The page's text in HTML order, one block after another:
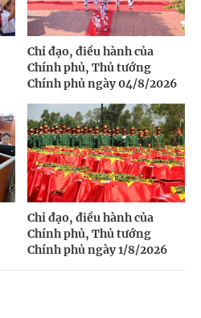
Chỉ đạo, điều hành của
Chính phủ, Thủ tướng
Chính phủ ngày 04/8/2026
Chỉ đạo, điều hành của
Chính phủ, Thủ tướng
Chính phủ ngày 1/8/2026